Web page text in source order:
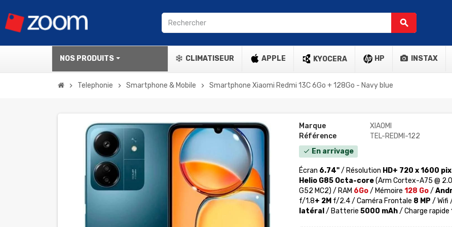
search
NOS PRODUITS CLIMATISEUR APPLE KYOCERA HP INSTAX
chevron_right Telephonie chevron_right Smartphone & Mobile chevron_right Smartphone Xiaomi Redmi 13C 6Go + 128Go - Navy blue
Marque
XIAOMI
Référence
TEL-REDMI-122
check En arrivage
Écran 6.74"/ Résolution HD+ 720 x 1600
Helio G85 Octa-core(Arm Cortex-A75 @
G52 MC2) / RAM 6Go/ Mémoire 128 Go/
f/1.8+ 2M f/2.4 / Caméra Frontale 8 MP / Wifi
latéral / Batterie 5000 mAh/ Charge rapide